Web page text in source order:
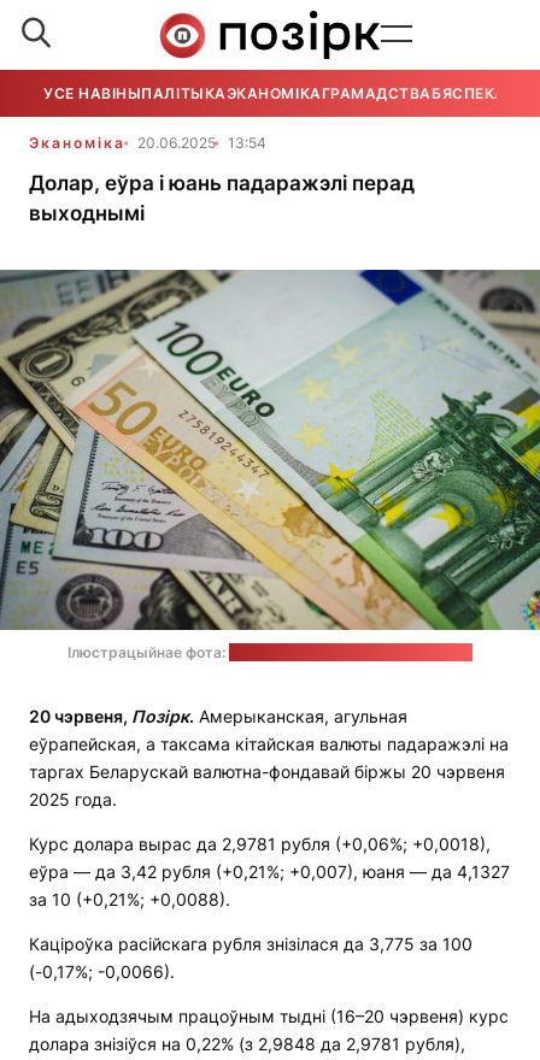
УСЕ НАВІНЫПАЛІТЫКАЭКАНОМІКАГРАМАДСТВАБЯСПЕКА
Эканоміка 20.06.2025 13:54
Долар, еўра і юань падаражэлі перад
выходнымі
Ілюстрацыйнае фота:
20 чэрвеня, Позірк. Амерыканская, агульная
еўрапейская, а таксама кітайская валюты падаражэлі на
таргах Беларускай валютна-фондавай біржы 20 чэрвеня
2025 года.
Курс долара вырас да 2,9781 рубля (+0,06%; +0,0018),
еўра — да 3,42 рубля (+0,21%; +0,007), юаня — да 4,1327
за 10 (+0,21%; +0,0088).
Каціроўка расійскага рубля знізілася да 3,775 за 100
(-0,17%; -0,0066).
На адыходзячым працоўным тыдні (16–20 чэрвеня) курс
долара знізіўся на 0,22% (з 2,9848 да 2,9781 рубля),